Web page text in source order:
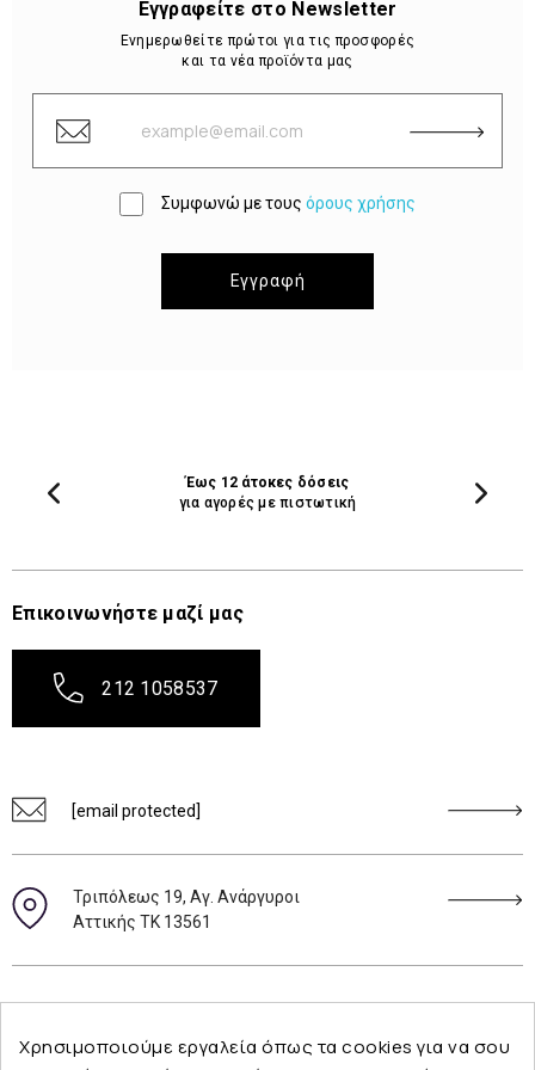
Εγγραφείτε στο Newsletter
Ενημερωθείτε πρώτοι για τις προσφορές
και τα νέα προϊόντα μας
Συμφωνώ με τους όρους χρήσης
Εγγραφή
Έως 12 άτοκες δόσεις
για αγορές με πιστωτική
Επικοινωνήστε μαζί μας
212 1058537
[email protected]
Τριπόλεως 19, Αγ. Ανάργυροι
Αττικής ΤΚ 13561
Χρησιμοποιούμε εργαλεία όπως τα cookies για να σου